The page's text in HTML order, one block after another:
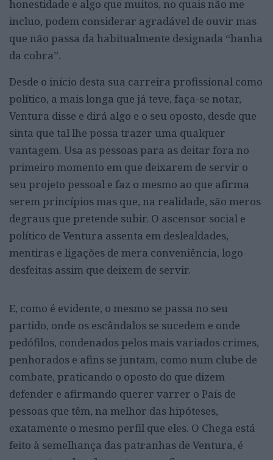
honestidade e algo que muitos, no quais não me
incluo, podem considerar agradável de ouvir mas
que não passa da habitualmente designada “banha
da cobra”.
Desde o início desta sua carreira profissional como
político, a mais longa que já teve, faça-se notar,
Ventura disse e dirá algo e o seu oposto, desde que
sinta que tal lhe possa trazer uma qualquer
vantagem. Usa as pessoas para as deitar fora no
primeiro momento em que deixarem de servir o
seu projeto pessoal e faz o mesmo ao que afirma
serem princípios mas que, na realidade, são meros
degraus que pretende subir. O ascensor social e
político de Ventura assenta em deslealdades,
mentiras e ligações de mera conveniência, logo
desfeitas assim que deixem de servir.
E, como é evidente, o mesmo se passa no seu
partido, onde os escândalos se sucedem e onde
pedófilos, condenados pelos mais variados crimes,
penhorados e afins se juntam, como num clube de
combate, praticando o oposto do que dizem
defender e afirmando querer varrer o País de
pessoas que têm, na melhor das hipóteses,
exatamente o mesmo perfil que eles. O Chega está
feito à semelhança das patranhas de Ventura, é